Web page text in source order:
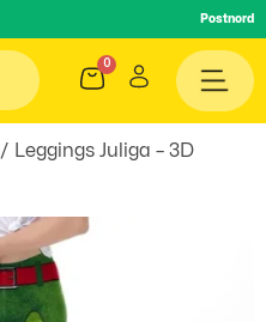
Postnord
/ Leggings Juliga – 3D